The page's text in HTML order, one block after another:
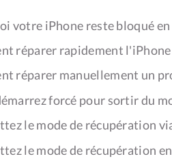
votre iPhone reste bloqué
réparer rapidement
réparer manuellement un
forcé pour sortir du
le mode de récupération
le mode de récupération